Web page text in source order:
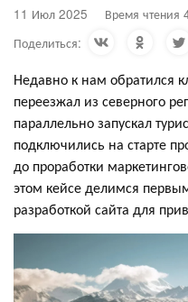
11 Июл 2025 Время чтения
Поделиться:
Недавно к нам обратился
переезжал из северного
параллельно запускал
подключились на старте
до проработки
этом кейсе делимся
разработкой сайта для